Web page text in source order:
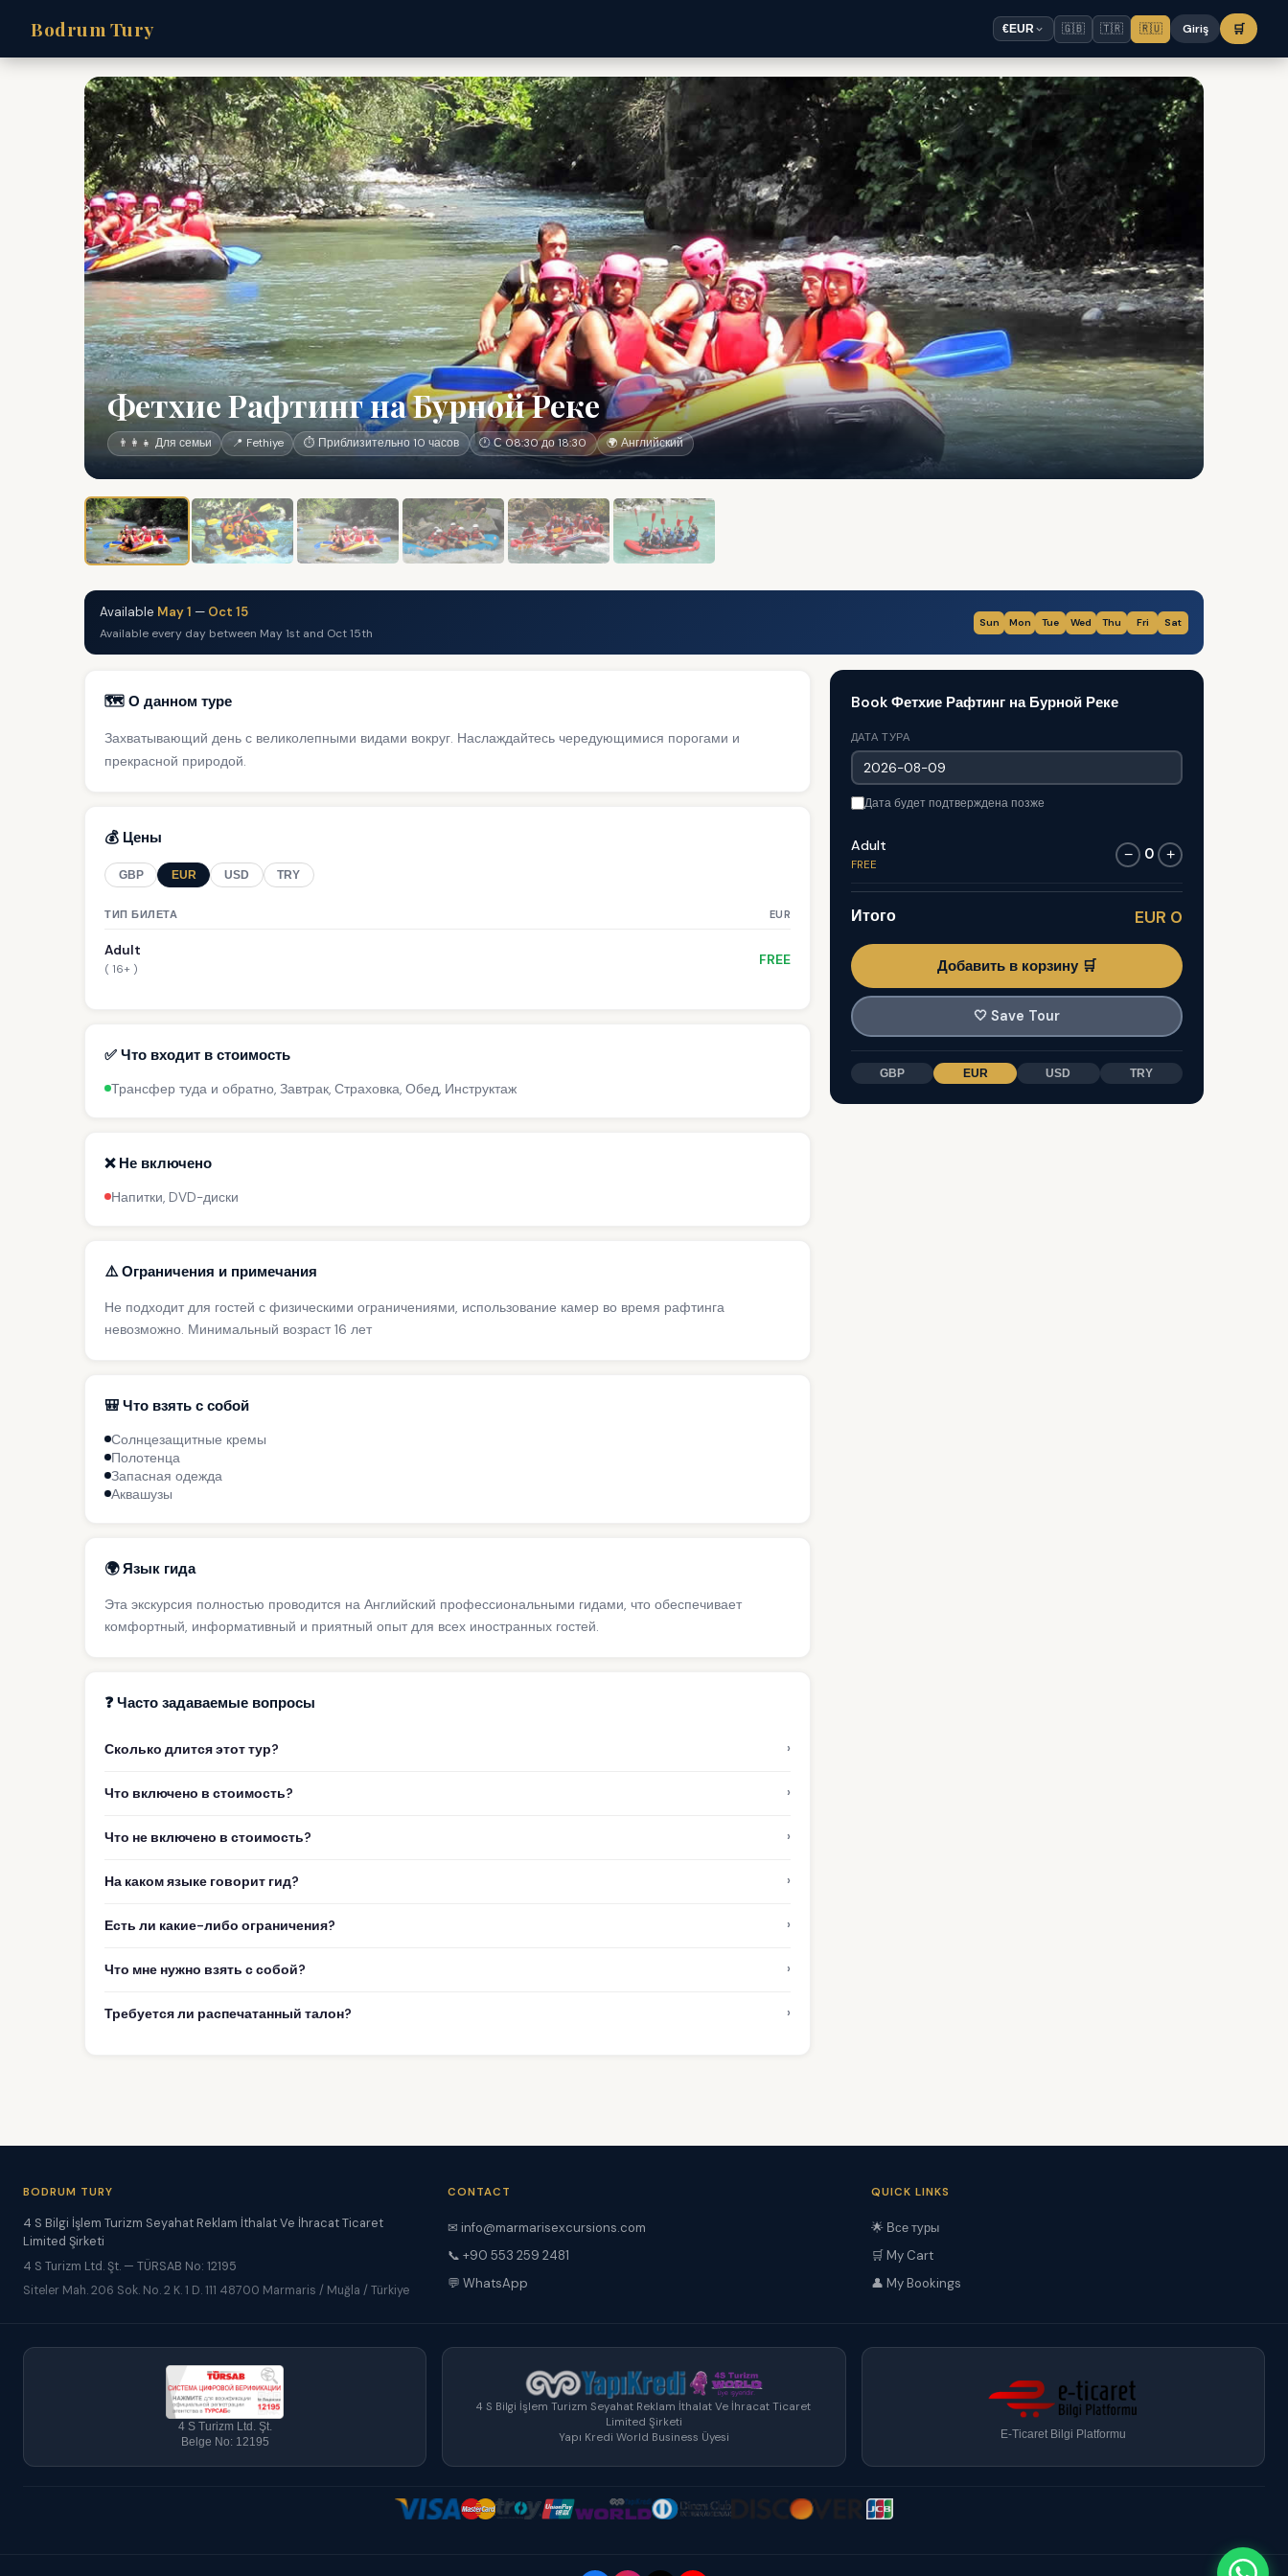
Bodrum Tury €EUR 🇬🇧 🇹🇷 🇷🇺 Giriş 🛒
Фетхие Рафтинг на Бурной Реке
👨‍👩‍👧 Для семьи 📍 Fethiye ⏱ Приблизительно 10 часов 🕐 С 08:30 до 18:30 🌍 Английский
Available May 1 — Oct 15
Available every day between May 1st and Oct 15th
Sun Mon Tue Wed Thu Fri Sat
🗺️ О данном туре
Захватывающий день с великолепными видами вокруг. Наслаждайтесь чередующимися порогами и
прекрасной природой.
💰 Цены
GBP EUR USD TRY
ТИП БИЛЕТА EUR
Adult
( 16+ )
FREE
✅ Что входит в стоимость
Трансфер туда и обратно, Завтрак, Страховка, Обед, Инструктаж
❌ Не включено
Напитки, DVD-диски
⚠️ Ограничения и примечания
Не подходит для гостей с физическими ограничениями, использование камер во время рафтинга
невозможно. Минимальный возраст 16 лет
🎒 Что взять с собой
Солнцезащитные кремы
Полотенца
Запасная одежда
Аквашузы
🌍 Язык гида
Эта экскурсия полностью проводится на Английский профессиональными гидами, что обеспечивает
комфортный, информативный и приятный опыт для всех иностранных гостей.
❓ Часто задаваемые вопросы
Сколько длится этот тур? ›
Что включено в стоимость? ›
Что не включено в стоимость? ›
На каком языке говорит гид? ›
Есть ли какие-либо ограничения? ›
Что мне нужно взять с собой? ›
Требуется ли распечатанный талон? ›
Book Фетхие Рафтинг на Бурной Реке
ДАТА ТУРА
Дата будет подтверждена позже
Adult
FREE
− 0 +
Итого EUR 0
Добавить в корзину 🛒
🤍 Save Tour
GBP EUR USD TRY
BODRUM TURY
4 S Bilgi İşlem Turizm Seyahat Reklam İthalat Ve İhracat Ticaret
Limited Şirketi
4 S Turizm Ltd. Şt. — TÜRSAB No: 12195
Siteler Mah. 206 Sok. No. 2 K. 1 D. 111 48700 Marmaris / Muğla / Türkiye
CONTACT
✉ info@marmarisexcursions.com
📞 +90 553 259 2481
💬 WhatsApp
QUICK LINKS
🌟 Все туры
🛒 My Cart
👤 My Bookings
4 S Turizm Ltd. Şt.
Belge No: 12195
4 S Bilgi İşlem Turizm Seyahat Reklam İthalat Ve İhracat Ticaret
Limited Şirketi
Yapı Kredi World Business Üyesi
E-Ticaret Bilgi Platformu